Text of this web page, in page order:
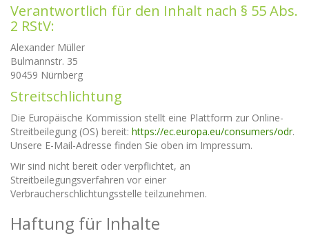
Verantwortlich für den Inhalt nach § 55 Abs.
2 RStV:
Alexander Müller
Bulmannstr. 35
90459 Nürnberg
Streitschlichtung
Die Europäische Kommission stellt eine Plattform zur Online-
Streitbeilegung (OS) bereit: https://ec.europa.eu/consumers/odr.
Unsere E-Mail-Adresse finden Sie oben im Impressum.
Wir sind nicht bereit oder verpflichtet, an
Streitbeilegungsverfahren vor einer
Verbraucherschlichtungsstelle teilzunehmen.
Haftung für Inhalte